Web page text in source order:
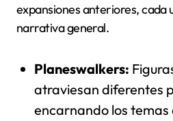
expansiones anteriores, cada
narrativa general.
Planeswalkers:
atraviesan diferentes
encarnando los temas